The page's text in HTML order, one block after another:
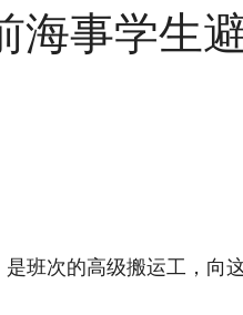
海事学生
班次的高级搬运工，向